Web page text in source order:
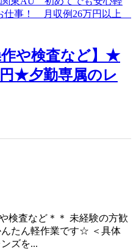
作や検査など】★
★夕勤専属のレ
検査など＊＊ 未経験の方歓
たん軽作業です☆ ＜具体
ズを...